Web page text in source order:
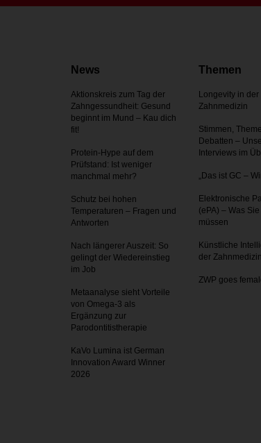
News
Aktionskreis zum Tag der
Zahnges­sundheit: Gesund
beginnt im Mund – Kau dich
fit!
Protein-Hype auf dem
Prüfstand: Ist weniger
manchmal mehr?
Schutz bei hohen
Temperaturen – Fragen und
Antworten
Nach längerer Auszeit: So
gelingt der Wiedereinstieg
im Job
Metaanalyse sieht Vorteile
von Omega-3 als
Ergänzung zur
Parodontitistherapie
KaVo Lumina ist German
Innovation Award Winner
2026
Themen
Longevity in der
Zahnmedizin
Stimmen,
Debatten –
Interviews im
„Das ist GC –
Elektronische
(ePA) – Was
müssen
Künstliche
der Zahnmedizin
ZWP goes